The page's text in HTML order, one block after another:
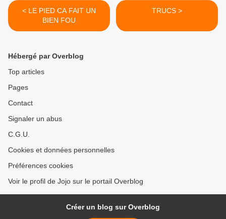
< LE PIED CA FAIT UN
BIEN FOU
TRUCS >
Hébergé par Overblog
Top articles
Pages
Contact
Signaler un abus
C.G.U.
Cookies et données personnelles
Préférences cookies
Voir le profil de Jojo sur le portail Overblog
Créer un blog sur Overblog